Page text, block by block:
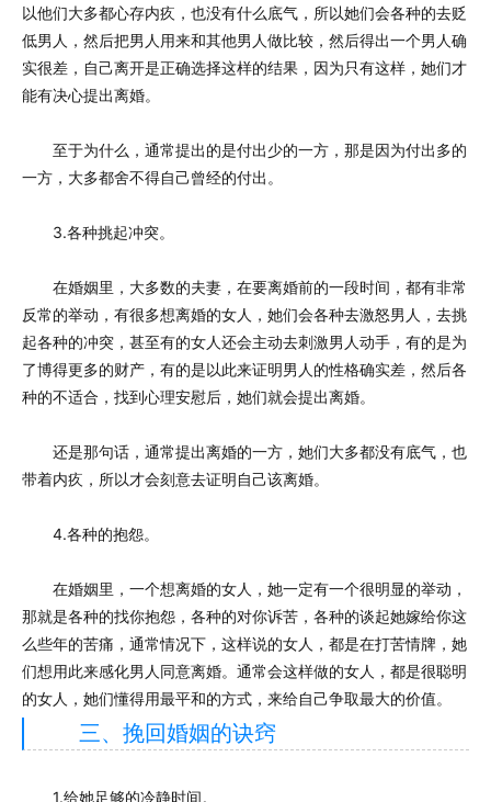
以他们大多都心存内疚，也没有什么底气，所以她们会各种的去贬
低男人，然后把男人用来和其他男人做比较，然后得出一个男人确
实很差，自己离开是正确选择这样的结果，因为只有这样，她们才
能有决心提出离婚。
至于为什么，通常提出的是付出少的一方，那是因为付出多的
一方，大多都舍不得自己曾经的付出。
3.各种挑起冲突。
在婚姻里，大多数的夫妻，在要离婚前的一段时间，都有非常
反常的举动，有很多想离婚的女人，她们会各种去激怒男人，去挑
起各种的冲突，甚至有的女人还会主动去刺激男人动手，有的是为
了博得更多的财产，有的是以此来证明男人的性格确实差，然后各
种的不适合，找到心理安慰后，她们就会提出离婚。
还是那句话，通常提出离婚的一方，她们大多都没有底气，也
带着内疚，所以才会刻意去证明自己该离婚。
4.各种的抱怨。
在婚姻里，一个想离婚的女人，她一定有一个很明显的举动，
那就是各种的找你抱怨，各种的对你诉苦，各种的谈起她嫁给你这
么些年的苦痛，通常情况下，这样说的女人，都是在打苦情牌，她
们想用此来感化男人同意离婚。通常会这样做的女人，都是很聪明
的女人，她们懂得用最平和的方式，来给自己争取最大的价值。
三、挽回婚姻的诀窍
1.给她足够的冷静时间。